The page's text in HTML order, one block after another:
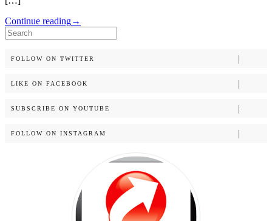
Continue reading→
Search
for:
FOLLOW ON TWITTER
LIKE ON FACEBOOK
SUBSCRIBE ON YOUTUBE
FOLLOW ON INSTAGRAM